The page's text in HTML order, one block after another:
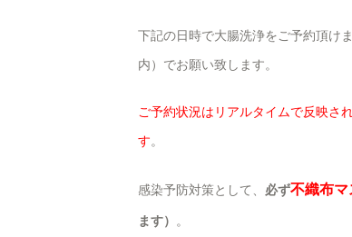
下記の日時で大腸洗浄をご予約頂け
内）でお願い致します。
ご予約状況はリアルタイムで反映さ
す。
感染予防対策として、 必ず不織布マ
ます） 。